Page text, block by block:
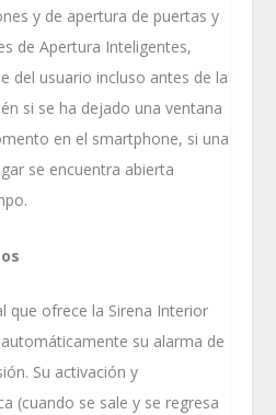
y de apertura de puertas y
de Apertura Inteligentes,
del usuario incluso antes de la
si se ha dejado una ventana
en el smartphone, si una
se encuentra abierta
que ofrece la Sirena Interior
su alarma de
Su activación y
(cuando se sale y se regresa